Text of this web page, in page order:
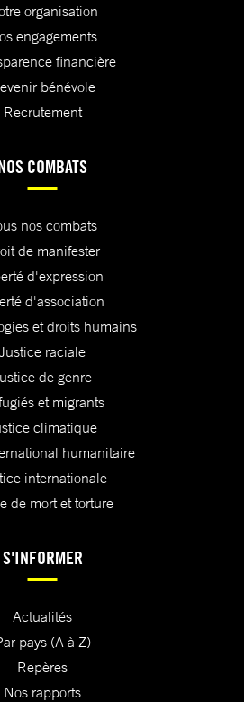
organisation
engagements
financière
bénévole
Recrutement
COMBATS
nos combats
de manifester
d'expression
d'association
et droits humains
Justice raciale
de genre
et migrants
climatique
humanitaire
internationale
de mort et torture
S'INFORMER
Actualités
pays (A à Z)
Repères
Nos rapports